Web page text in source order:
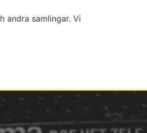
andra samlingar. Vi